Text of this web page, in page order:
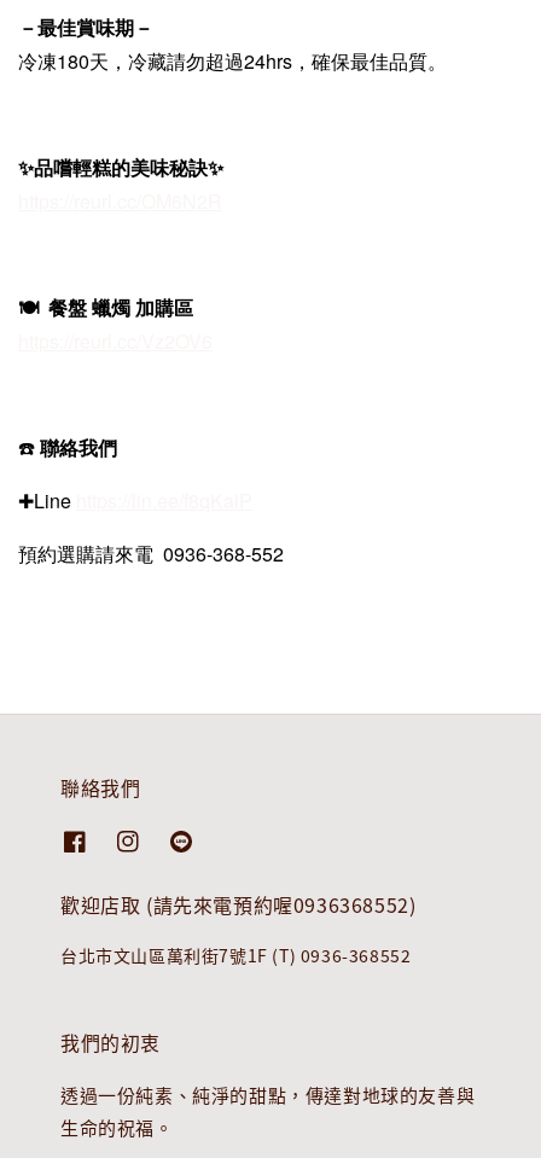
－最佳賞味期－
冷凍180天，冷藏請勿超過24hrs，確保最佳品質。
✨品嚐輕糕的美味秘訣✨
🍽️ 餐盤 蠟燭 加購區
☎️聯絡我們
✚Line
預約選購請來電 0936-368-552
聯絡我們
歡迎店取 (請先來電預約喔0936368552)
台北市文山區萬利街7號1F (T) 0936-368552
我們的初衷
透過一份純素、純淨的甜點，傳達對地球的友善與
生命的祝福。